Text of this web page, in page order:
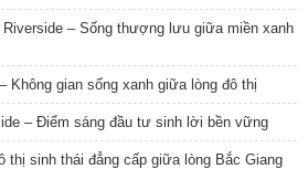
– Sống thượng lưu giữa miền xanh
Không gian sống xanh giữa lòng đô thị
– Điểm sáng đầu tư sinh lời bền vững
thị sinh thái đẳng cấp giữa lòng Bắc Giang